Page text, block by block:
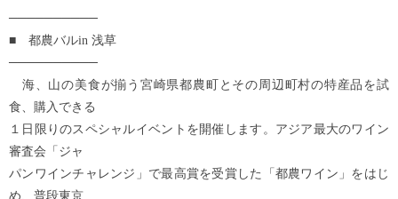
──────────
■ 都農バルin 浅草
──────────
海、山の美食が揃う宮崎県都農町とその周辺町村の特産品を試
食、購入できる
１日限りのスペシャルイベントを開催します。アジア最大のワイン
審査会「ジャ
パンワインチャレンジ」で最高賞を受賞した「都農ワイン」をはじ
め、普段東京